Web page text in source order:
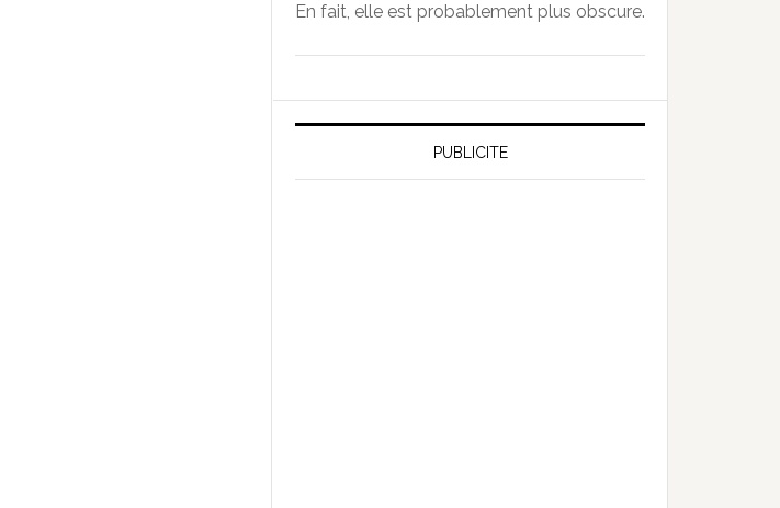
En fait, elle est probablement plus obscure.
PUBLICITE